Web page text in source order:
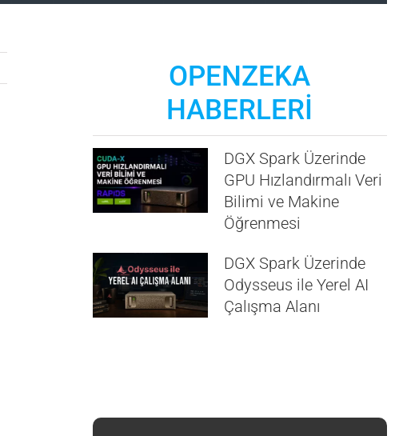
OPENZEKA
HABERLERİ
DGX Spark Üzerinde
GPU Hızlandırmalı Veri
Bilimi ve Makine
Öğrenmesi
DGX Spark Üzerinde
Odysseus ile Yerel AI
Çalışma Alanı